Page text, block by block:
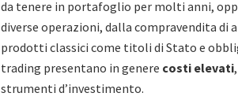
da tenere in portafoglio per molti anni,
diverse operazioni, dalla compravendita di
prodotti classici come titoli di Stato e
trading presentano in genere costi elevati
strumenti d’investimento.